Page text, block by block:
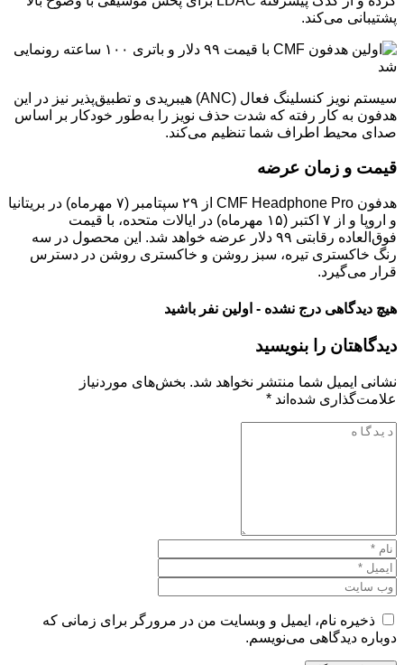
پشتیبانی می‌کند.
سیستم نویز کنسلینگ فعال (ANC) هیبریدی و تطبیق‌پذیر نیز در این
هدفون به کار رفته که شدت حذف نویز را به‌طور خودکار بر اساس
صدای محیط اطراف شما تنظیم می‌کند.
قیمت و زمان عرضه
هدفون CMF Headphone Pro از ۲۹ سپتامبر (۷ مهرماه) در بریتانیا
و اروپا و از ۷ اکتبر (۱۵ مهرماه) در ایالات متحده، با قیمت
فوق‌العاده رقابتی ۹۹ دلار عرضه خواهد شد. این محصول در سه
رنگ خاکستری تیره، سبز روشن و خاکستری روشن در دسترس
قرار می‌گیرد.
هیچ دیدگاهی درج نشده - اولین نفر باشید
دیدگاهتان را بنویسید
نشانی ایمیل شما منتشر نخواهد شد. بخش‌های موردنیاز
علامت‌گذاری شده‌اند *
ذخیره نام، ایمیل و وبسایت من در مرورگر برای زمانی که
دوباره دیدگاهی می‌نویسم.